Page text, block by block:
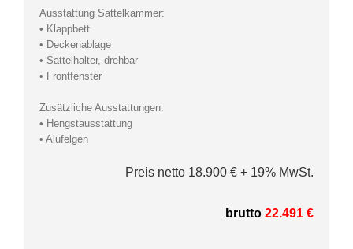
Ausstattung Sattelkammer:
• Klappbett
• Deckenablage
• Sattelhalter, drehbar
• Frontfenster
Zusätzliche Ausstattungen:
• Hengstausstattung
• Alufelgen
Preis netto 18.900 € + 19% MwSt.
brutto 22.491 €